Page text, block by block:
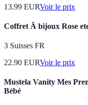
13.99 EURVoir le prix
Coffret Ã bijoux Rose
3 Suisses FR
22.90 EURVoir le prix
Mustela Vanity Mes
Bébé